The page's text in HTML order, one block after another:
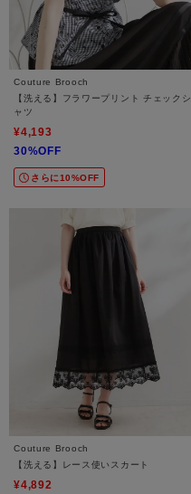
Couture Brooch
【洗える】フラワープリント チェックシ
ャツ
¥4,193
30%OFF
さらに10%OFF
Couture Brooch
【洗える】レース使いスカート
¥4,892